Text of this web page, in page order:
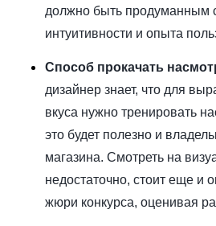
должно быть продуманным
интуитивности и опыта
Способ прокачать
дизайнер знает, что для
вкуса нужно тренировать
это будет полезно и
магазина. Смотреть на
недостаточно, стоит еще и
жюри конкурса, оценивая